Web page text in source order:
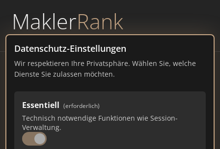
MaklerRank
powered byWAVEPOINT
Datenschutz-Einstellungen
Wir respektieren Ihre Privatsphäre. Wählen Sie, welche
Dienste Sie zulassen möchten.
Essentiell (erforderlich)
Technisch notwendige Funktionen wie Session-
Verwaltung.
Immobilienmakler Nabburg
– Ranking Juli 2026
BAYERN 6.107 EINWOHNER
95 599